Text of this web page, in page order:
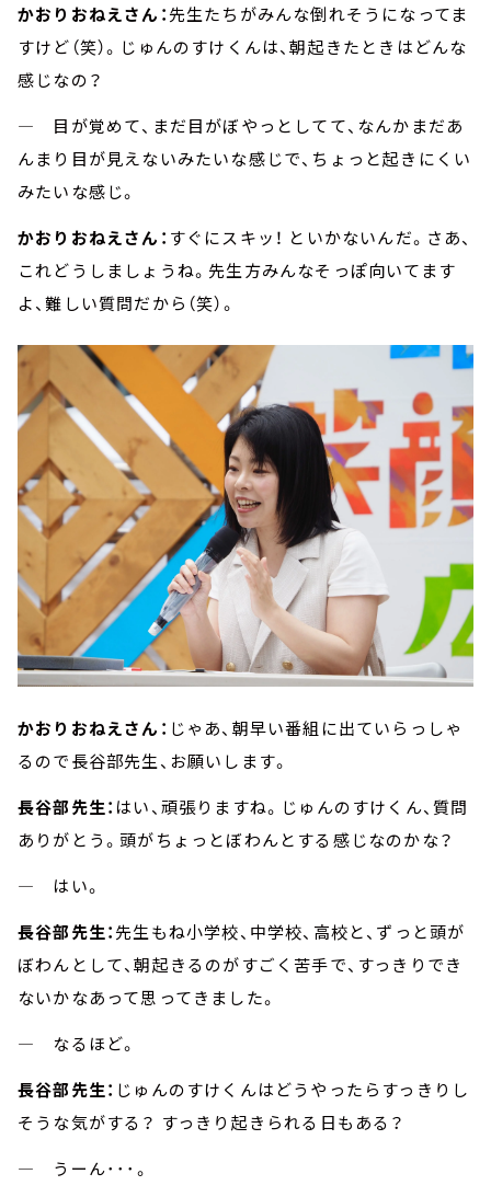
かおりおねえさん：先生たちがみんな倒れそうになってま
すけど（笑）。じゅんのすけくんは、朝起きたときはどんな
感じなの？
― 目が覚めて、まだ目がぼやっとしてて、なんかまだあ
んまり目が見えないみたいな感じで、ちょっと起きにくい
みたいな感じ。
かおりおねえさん： すぐにスキッ！ といかないんだ。さあ、
これどうしましょうね。先生方みんなそっぽ向いてます
よ、難しい質問だから（笑）。
かおりおねえさん： じゃあ、朝早い番組に出ていらっしゃ
るので長谷部先生、お願いします。
長谷部先生： はい、頑張りますね。じゅんのすけくん、質問
ありがとう。頭がちょっとぼわんとする感じなのかな？
― はい。
長谷部先生：先生もね小学校、中学校、高校と、ずっと頭が
ぼわんとして、朝起きるのがすごく苦手で、すっきりでき
ないかなあって思ってきました。
― なるほど。
長谷部先生： じゅんのすけくんはどうやったらすっきりし
そうな気がする？ すっきり起きられる日もある？
― うーん･･･。